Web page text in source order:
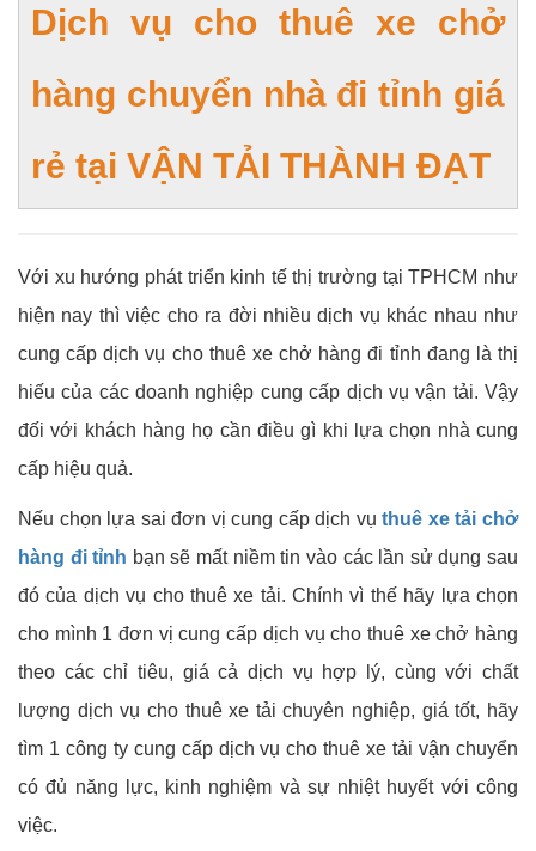
Dịch vụ cho thuê xe chở
hàng chuyển nhà đi tỉnh giá
rẻ tại VẬN TẢI THÀNH ĐẠT
Với xu hướng phát triển kinh tế thị trường tại TPHCM như
hiện nay thì việc cho ra đời nhiều dịch vụ khác nhau như
cung cấp dịch vụ cho thuê xe chở hàng đi tỉnh đang là thị
hiếu của các doanh nghiệp cung cấp dịch vụ vận tải. Vậy
đối với khách hàng họ cần điều gì khi lựa chọn nhà cung
cấp hiệu quả.
Nếu chọn lựa sai đơn vị cung cấp dịch vụthuê xe tải chở
hàng đi tỉnh bạn sẽ mất niềm tin vào các lần sử dụng sau
đó của dịch vụ cho thuê xe tải. Chính vì thế hãy lựa chọn
cho mình 1 đơn vị cung cấp dịch vụ cho thuê xe chở hàng
theo các chỉ tiêu, giá cả dịch vụ hợp lý, cùng với chất
lượng dịch vụ cho thuê xe tải chuyên nghiệp, giá tốt, hãy
tìm 1 công ty cung cấp dịch vụ cho thuê xe tải vận chuyển
có đủ năng lực, kinh nghiệm và sự nhiệt huyết với công
việc.